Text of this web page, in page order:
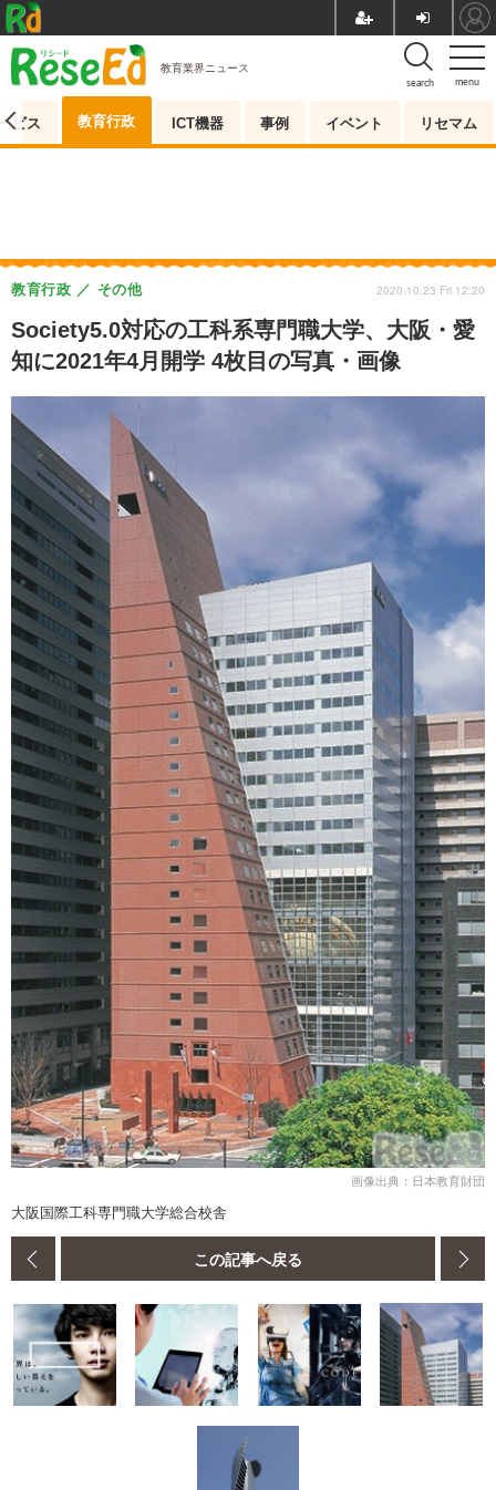
menu
search
教育業界ニュース
ビス 教育行政 ICT機器 事例 イベント リセマム
Society5.0対応の工科系専門職大学、大阪・愛
知に2021年4月開学 4枚目の写真・画像
教育行政 その他 2020.10.23 Fri 12:20
画像出典：日本教育財団
大阪国際工科専門職大学総合校舎
この記事へ戻る